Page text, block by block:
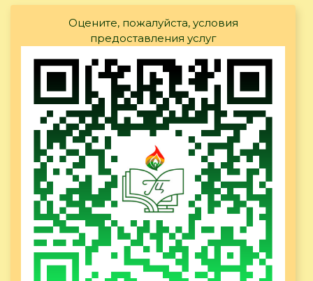
Оцените, пожалуйста, условия
предоставления услуг